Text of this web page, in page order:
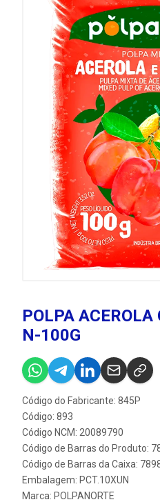
POLPA
N-100G
Código do Fabricante: 845P
Código: 893
Código NCM: 20089790
Código de Barras do Produto:
Código de Barras da Caixa:
Embalagem: PCT.10XUN
Marca: POLPANORTE